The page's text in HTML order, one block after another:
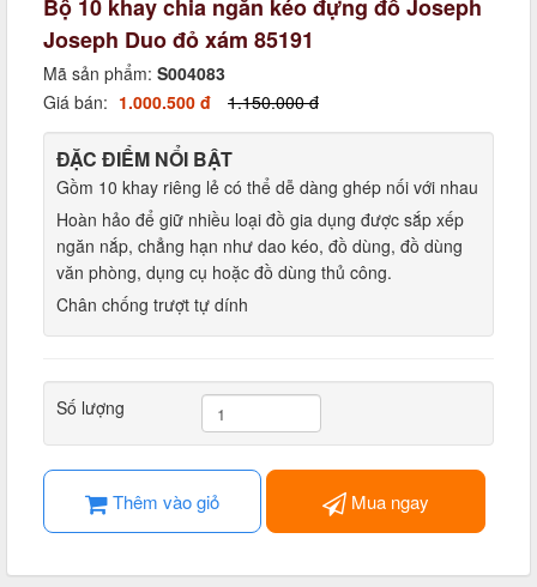
Bộ 10 khay chia ngăn kéo đựng đồ Joseph
Joseph Duo đỏ xám 85191
Mã sản phẩm: S004083
Giá bán: 1.000.500 đ 1.150.000 đ
ĐẶC ĐIỂM NỔI BẬT
Gồm 10 khay riêng lẻ có thể dễ dàng ghép nối với nhau
Hoàn hảo để giữ nhiều loại đồ gia dụng được sắp xếp
ngăn nắp, chẳng hạn như dao kéo, đồ dùng, đồ dùng
văn phòng, dụng cụ hoặc đồ dùng thủ công.
Chân chống trượt tự dính
Số lượng
Thêm vào giỏ Mua ngay